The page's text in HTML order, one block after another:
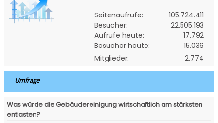
Seitenaufrufe:
105.724.411
Besucher:
22.505.193
Aufrufe heute:
17.792
Besucher heute:
15.036
Mitglieder:
2.774
Umfrage
Was würde die Gebäudereinigung wirtschaftlich am stärksten
entlasten?